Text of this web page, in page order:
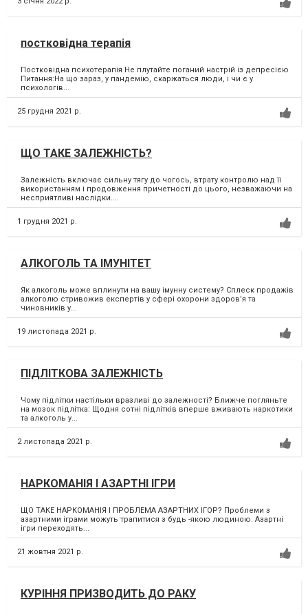
постковідна терапія
Постковідна психотерапія Не плутайте поганий настрій із депресією
Питання:На що зараз, у пандемію, скаржаться люди, і чи є у
психологів...
25 грудня 2021 р.
ЩО ТАКЕ ЗАЛЕЖНІСТЬ?
Залежність включає сильну тягу до чогось, втрату контролю над її
використанням і продовження причетності до цього, незважаючи на
несприятливі наслідки....
1 грудня 2021 р.
АЛКОГОЛЬ ТА ІМУНІТЕТ
Як алкоголь може вплинути на вашу імунну систему? Сплеск продажів
алкоголю стривожив експертів у сфері охорони здоров’я та
чиновників у...
19 листопада 2021 р.
ПІДЛІТКОВА ЗАЛЕЖНІСТЬ
Чому підлітки настільки вразливі до залежності? Ближче погляньте
на мозок підлітка: Щодня сотні підлітків вперше вживають наркотики
та алкоголь у...
2 листопада 2021 р.
НАРКОМАНІЯ І АЗАРТНІ ІГРИ
ЩО ТАКЕ НАРКОМАНІЯ І ПРОБЛЕМА АЗАРТНИХ ІГОР? Проблеми з
азартними іграми можуть трапитися з будь -якою людиною. Азартні
ігри переходять...
21 жовтня 2021 р.
КУРІННЯ ПРИЗВОДИТЬ ДО РАКУ